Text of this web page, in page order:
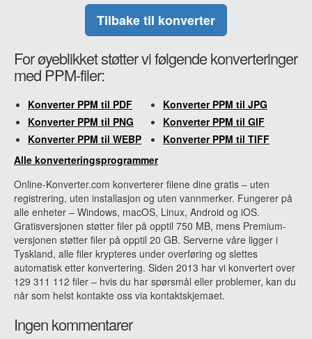
Tilbake til konverter
For øyeblikket støtter vi følgende konverteringer
med PPM-filer:
Konverter PPM til PDF
Konverter PPM til JPG
Konverter PPM til PNG
Konverter PPM til GIF
Konverter PPM til WEBP
Konverter PPM til TIFF
Alle konverteringsprogrammer
Online-Konverter.com konverterer filene dine gratis – uten
registrering, uten installasjon og uten vannmerker. Fungerer på
alle enheter – Windows, macOS, Linux, Android og iOS.
Gratisversjonen støtter filer på opptil 750 MB, mens Premium-
versjonen støtter filer på opptil 20 GB. Serverne våre ligger i
Tyskland, alle filer krypteres under overføring og slettes
automatisk etter konvertering. Siden 2013 har vi konvertert over
129 311 112 filer – hvis du har spørsmål eller problemer, kan du
når som helst kontakte oss via kontaktskjemaet.
Ingen kommentarer